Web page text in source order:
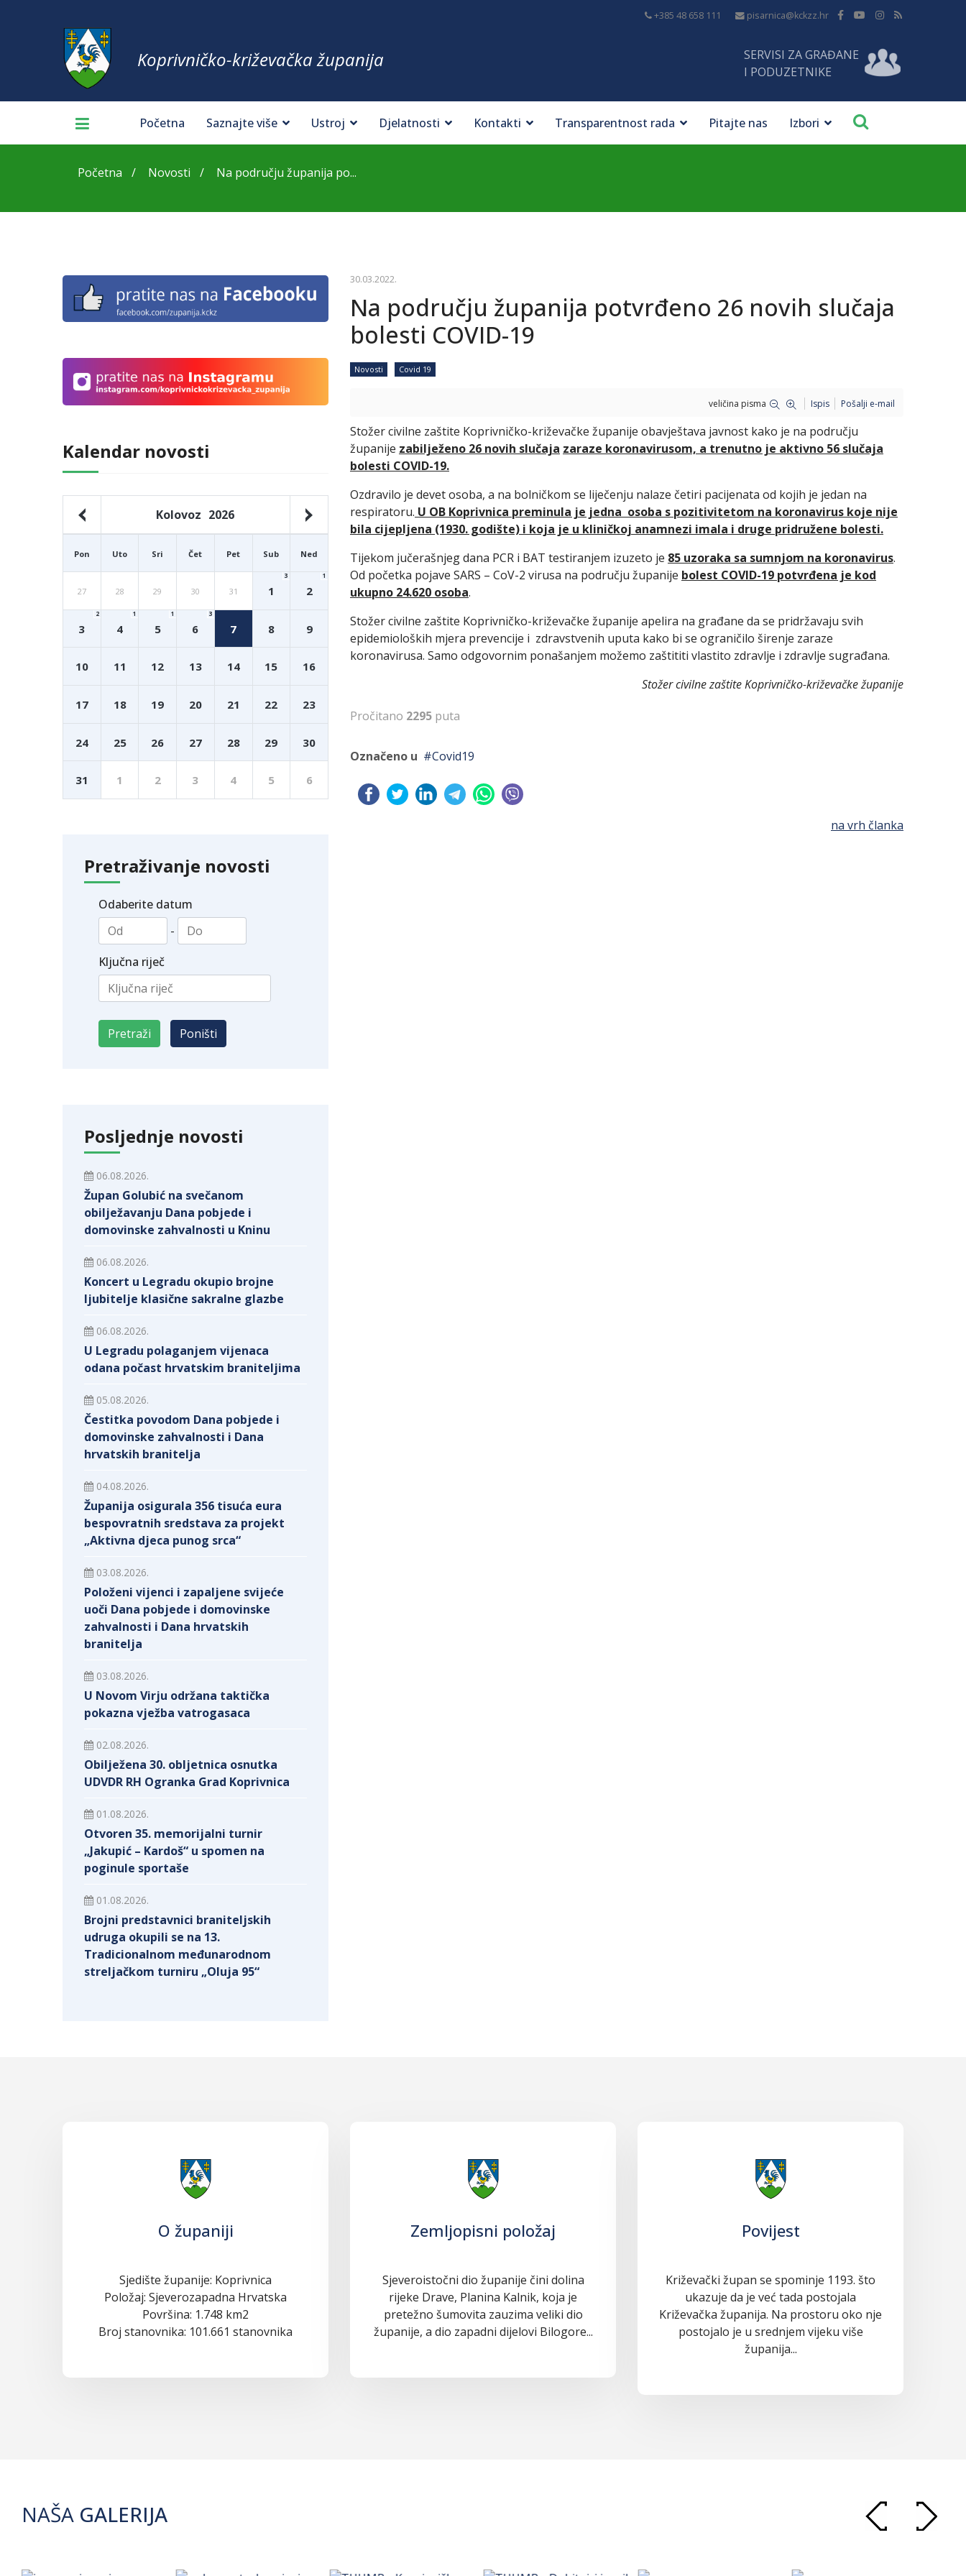
+385 48 658 111 pisarnica@kckzz.hr
Koprivničko-križevačka županija
SERVISI ZA GRAĐANE
I PODUZETNIKE
Početna Saznajte više Ustroj Djelatnosti Kontakti Transparentnost rada Pitajte nas Izbori
Početna Novosti Na području županija po...
Kalendar novosti
Kolovoz 2026
Pon Uto Sri Čet Pet Sub Ned
27 28 29 30 31 1
3
2
1
3
2
4
1
5
1
6
3
7 8 9
10 11 12 13 14 15 16
17 18 19 20 21 22 23
24 25 26 27 28 29 30
31 1 2 3 4 5 6
Pretraživanje novosti
Odaberite datum
-
Ključna riječ
Posljednje novosti
06.08.2026.
Župan Golubić na svečanom
obilježavanju Dana pobjede i
domovinske zahvalnosti u Kninu
06.08.2026.
Koncert u Legradu okupio brojne
ljubitelje klasične sakralne glazbe
06.08.2026.
U Legradu polaganjem vijenaca
odana počast hrvatskim braniteljima
05.08.2026.
Čestitka povodom Dana pobjede i
domovinske zahvalnosti i Dana
hrvatskih branitelja
04.08.2026.
Županija osigurala 356 tisuća eura
bespovratnih sredstava za projekt
„Aktivna djeca punog srca“
03.08.2026.
Položeni vijenci i zapaljene svijeće
uoči Dana pobjede i domovinske
zahvalnosti i Dana hrvatskih
branitelja
03.08.2026.
U Novom Virju održana taktička
pokazna vježba vatrogasaca
02.08.2026.
Obilježena 30. obljetnica osnutka
UDVDR RH Ogranka Grad Koprivnica
01.08.2026.
Otvoren 35. memorijalni turnir
„Jakupić – Kardoš“ u spomen na
poginule sportaše
01.08.2026.
Brojni predstavnici braniteljskih
udruga okupili se na 13.
Tradicionalnom međunarodnom
streljačkom turniru „Oluja 95“
30.03.2022.
Na području županija potvrđeno 26 novih slučaja
bolesti COVID-19
Novosti Covid 19
veličina pisma Ispis Pošalji e-mail
Stožer civilne zaštite Koprivničko-križevačke županije obavještava javnost kako je na području
županije zabilježeno 26 novih slučaja zaraze koronavirusom, a trenutno je aktivno 56 slučaja
bolesti COVID-19.
Ozdravilo je devet osoba, a na bolničkom se liječenju nalaze četiri pacijenata od kojih je jedan na
respiratoru. U OB Koprivnica preminula je jedna osoba s pozitivitetom na koronavirus koje nije
bila cijepljena (1930. godište) i koja je u kliničkoj anamnezi imala i druge pridružene bolesti.
Tijekom jučerašnjeg dana PCR i BAT testiranjem izuzeto je 85 uzoraka sa sumnjom na koronavirus.
Od početka pojave SARS – CoV-2 virusa na području županije bolest COVID-19 potvrđena je kod
ukupno 24.620 osoba.
Stožer civilne zaštite Koprivničko-križevačke županije apelira na građane da se pridržavaju svih
epidemioloških mjera prevencije i zdravstvenih uputa kako bi se ograničilo širenje zaraze
koronavirusa. Samo odgovornim ponašanjem možemo zaštititi vlastito zdravlje i zdravlje sugrađana.
Stožer civilne zaštite Koprivničko-križevačke županije
Pročitano 2295 puta
Označeno u Covid19
na vrh članka
O županiji
Sjedište županije: Koprivnica
Položaj: Sjeverozapadna Hrvatska
Površina: 1.748 km2
Broj stanovnika: 101.661 stanovnika
Zemljopisni položaj
Sjeveroistočni dio županije čini dolina
rijeke Drave, Planina Kalnik, koja je
pretežno šumovita zauzima veliki dio
županije, a dio zapadni dijelovi Bilogore...
Povijest
Križevački župan se spominje 1193. što
ukazuje da je već tada postojala
Križevačka županija. Na prostoru oko nje
postojalo je u srednjem vijeku više
županija...
NAŠA GALERIJA